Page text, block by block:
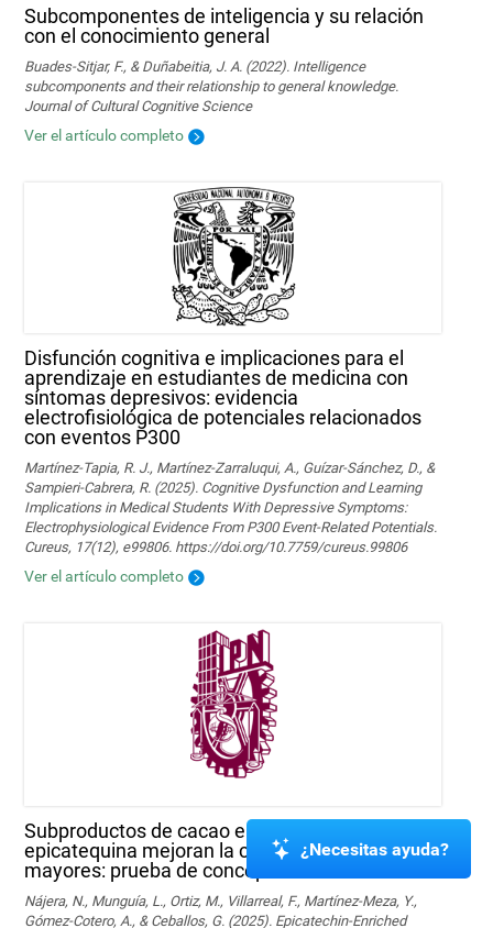
Subcomponentes de inteligencia y su relación
con el conocimiento general
Buades-Sitjar, F., & Duñabeitia, J. A. (2022). Intelligence
subcomponents and their relationship to general knowledge.
Journal of Cultural Cognitive Science
Ver el artículo completo
Disfunción cognitiva e implicaciones para el
aprendizaje en estudiantes de medicina con
síntomas depresivos: evidencia
electrofisiológica de potenciales relacionados
con eventos P300
Martínez-Tapia, R. J., Martínez-Zarraluqui, A., Guízar-Sánchez, D., &
Sampieri-Cabrera, R. (2025). Cognitive Dysfunction and Learning
Implications in Medical Students With Depressive Symptoms:
Electrophysiological Evidence From P300 Event-Related Potentials.
Cureus, 17(12), e99806. https://doi.org/10.7759/cureus.99806
Ver el artículo completo
Subproductos de cacao enriquecidos con
epicatequina mejoran la cognición en sujetos
mayores: prueba de concepto
Nájera, N., Munguía, L., Ortiz, M., Villarreal, F., Martínez-Meza, Y.,
Gómez-Cotero, A., & Ceballos, G. (2025). Epicatechin-Enriched
¿Necesitas ayuda?